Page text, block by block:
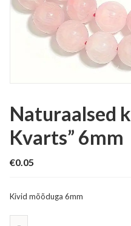
Naturaalsed
Kvarts” 6mm
€0.05
Kivid mõõduga 6mm